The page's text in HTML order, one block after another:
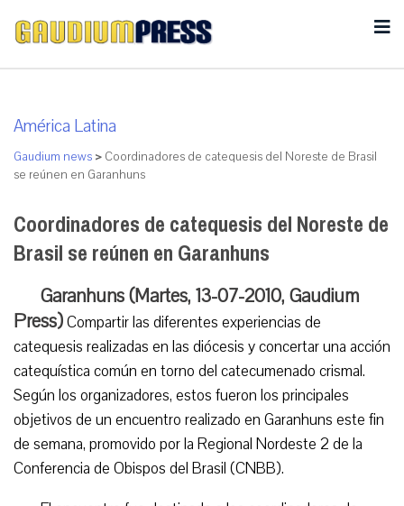
América Latina
Gaudium news > Coordinadores de catequesis del Noreste de Brasil
se reúnen en Garanhuns
Coordinadores de catequesis del Noreste de
Brasil se reúnen en Garanhuns
Garanhuns (Martes, 13-07-2010, Gaudium
Press)Compartir las diferentes experiencias de
catequesis realizadas en las diócesis y concertar una acción
catequística común en torno del catecumenado crismal.
Según los organizadores, estos fueron los principales
objetivos de un encuentro realizado en Garanhuns este fin
de semana, promovido por la Regional Nordeste 2 de la
Conferencia de Obispos del Brasil (CNBB).